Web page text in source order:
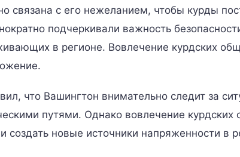
связана с его нежеланием, чтобы курды
подчеркивали важность
в регионе. Вовлечение курдских
что Вашингтон внимательно следит за
путями. Однако вовлечение курдских
создать новые источники напряженности в